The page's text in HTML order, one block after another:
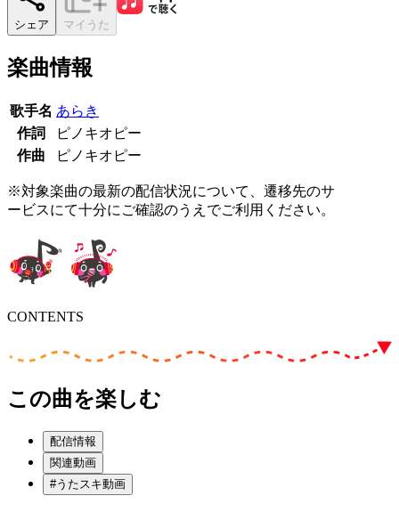
シェア マイうた
楽曲情報
歌手名 あらき
作詞
ピノキオピー
作曲
ピノキオピー
※対象楽曲の最新の配信状況について、遷移先のサ
ービスにて十分にご確認のうえでご利用ください。
CONTENTS
この曲を楽しむ
配信情報
関連動画
#うたスキ動画